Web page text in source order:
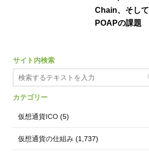
Chain、そして
POAPの課題
サイト内検索
カテゴリー
仮想通貨ICO (5)
仮想通貨の仕組み (1,737)